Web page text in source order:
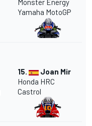
Monster Energy
Yamaha MotoGP
15.
Joan Mir
Honda HRC
Castrol